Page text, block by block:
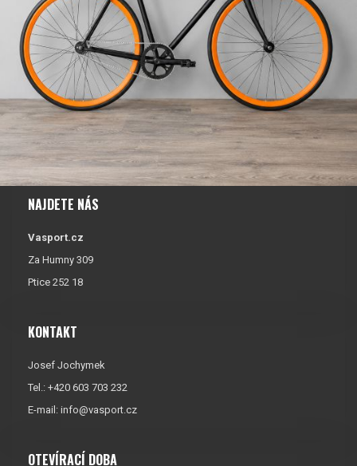
NAJDETE NÁS
Vasport.cz
Za Humny 309
Ptice 252 18
KONTAKT
Josef Jochymek
Tel.: +420 603 703 232
E-mail: info@vasport.cz
OTEVÍRACÍ DOBA